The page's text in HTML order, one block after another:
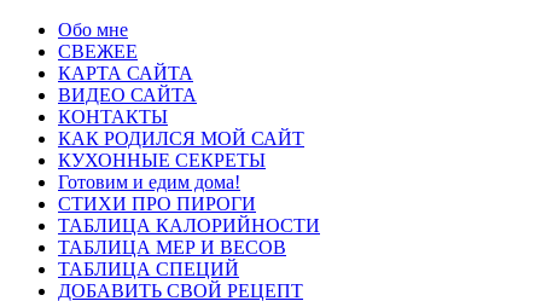
Обо мне
СВЕЖЕЕ
КАРТА САЙТА
ВИДЕО САЙТА
КОНТАКТЫ
КАК РОДИЛСЯ МОЙ САЙТ
КУХОННЫЕ СЕКРЕТЫ
Готовим и едим дома!
СТИХИ ПРО ПИРОГИ
ТАБЛИЦА КАЛОРИЙНОСТИ
ТАБЛИЦА МЕР И ВЕСОВ
ТАБЛИЦА СПЕЦИЙ
ДОБАВИТЬ СВОЙ РЕЦЕПТ